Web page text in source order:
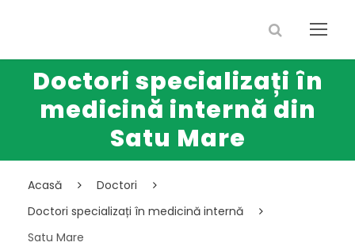
Doctori specializați în
medicină internă din
Satu Mare
Acasă
Doctori
Doctori specializați în medicină internă
Satu Mare